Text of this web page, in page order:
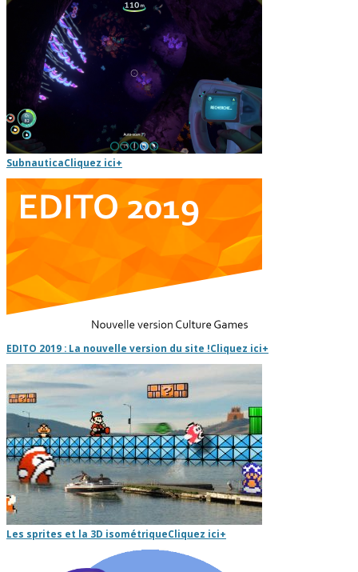
SubnauticaCliquez ici+
EDITO 2019 : La nouvelle version du site !Cliquez ici+
Les sprites et la 3D isométriqueCliquez ici+